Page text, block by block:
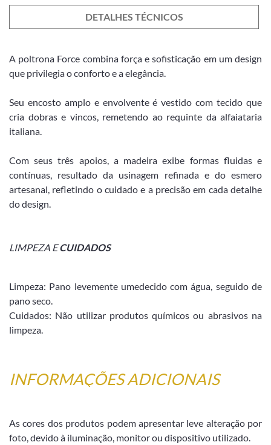
DETALHES TÉCNICOS
A poltrona Force combina força e sofisticação em um design
que privilegia o conforto e a elegância.
Seu encosto amplo e envolvente é vestido com tecido que
cria dobras e vincos, remetendo ao requinte da alfaiataria
italiana.
Com seus três apoios, a madeira exibe formas fluidas e
contínuas, resultado da usinagem refinada e do esmero
artesanal, refletindo o cuidado e a precisão em cada detalhe
do design.
LIMPEZA ECUIDADOS
Limpeza: Pano levemente umedecido com água, seguido de
pano seco.
Cuidados: Não utilizar produtos químicos ou abrasivos na
limpeza.
INFORMAÇÕES ADICIONAIS
As cores dos produtos podem apresentar leve alteração por
foto, devido à iluminação, monitor ou dispositivo utilizado.